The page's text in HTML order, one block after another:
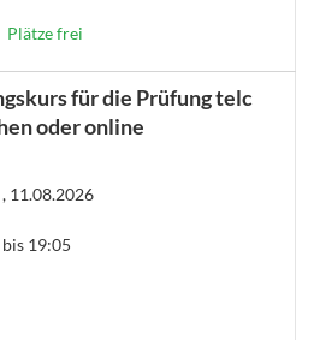
Plätze frei
für die Prüfung telc
oder online
11.08.2026
19:05